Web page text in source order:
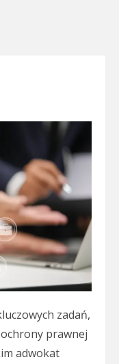
zadań,
prawnej
adwokat